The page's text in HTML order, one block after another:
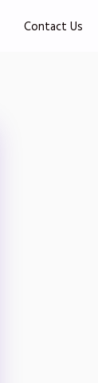
Contact Us